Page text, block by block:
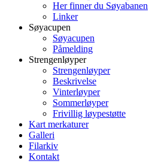
Her finner du Søyabanen
Linker
Søyacupen
Søyacupen
Påmelding
Strengenløyper
Strengenløyper
Beskrivelse
Vinterløyper
Sommerløyper
Frivillig løypestøtte
Kart merkaturer
Galleri
Filarkiv
Kontakt